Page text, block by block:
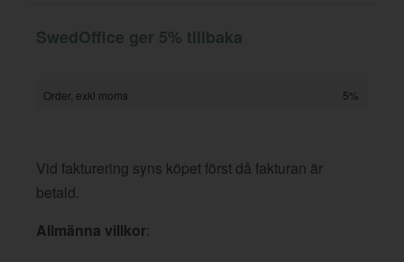
SwedOffice ger 5% tillbaka
Order, exkl moms 5%
Vid fakturering syns köpet först då fakturan är
betald.
Allmänna villkor: